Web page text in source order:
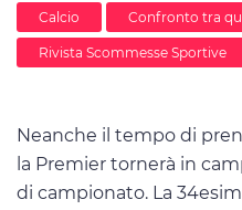
Calcio Confronto tra
Rivista Scommesse Sportive
Neanche il tempo di
la Premier tornerà in
di campionato. La